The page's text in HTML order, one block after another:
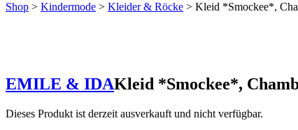
Shop > Kindermode > Kleider & Röcke > Kleid *Smockee*,
EMILE & IDAKleid *Smockee*,
Dieses Produkt ist derzeit ausverkauft und nicht verfügbar.